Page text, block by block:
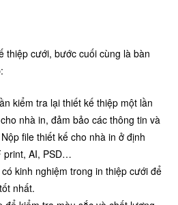
thiệp cưới, bước cuối cùng là bàn
kiểm tra lại thiết kế thiệp một lần
nhà in, đảm bảo các thông tin và
file thiết kế cho nhà in ở định
print, AI, PSD…
kinh nghiệm trong in thiệp cưới để
nhất.